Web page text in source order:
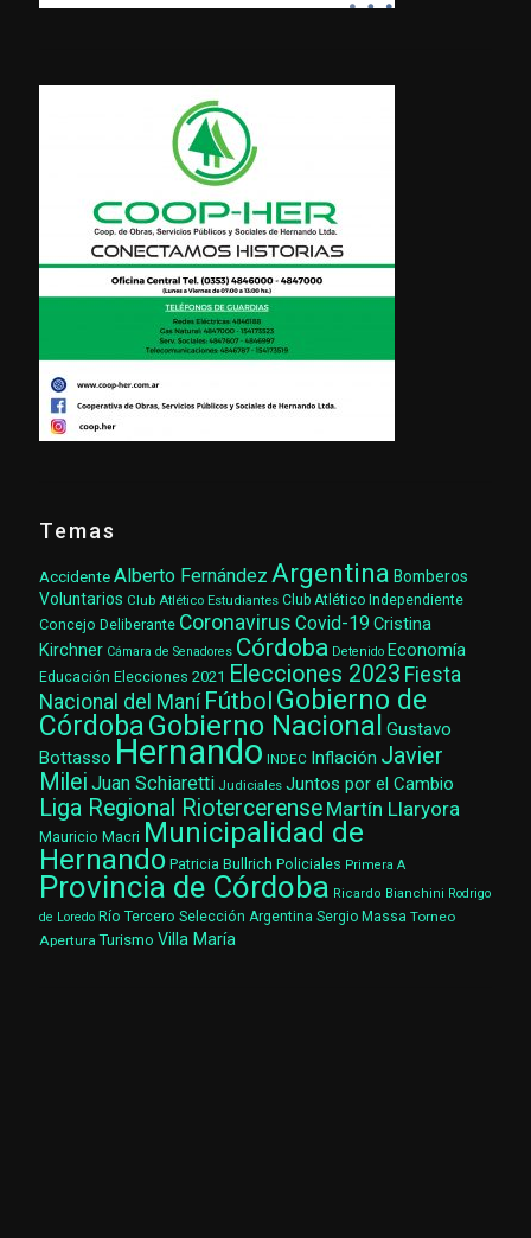
Temas
AccidenteAlberto Fernández Argentina Bomberos
Voluntarios Club Atlético Estudiantes Club Atlético Independiente
Concejo Deliberante Coronavirus Covid-19 Cristina
Kirchner Cámara de Senadores Córdoba Detenido Economía
Educación Elecciones 2021 Elecciones 2023 Fiesta
Nacional del Maní Fútbol Gobierno de
CórdobaGobierno Nacional Gustavo
Bottasso Hernando INDEC Inflación Javier
Milei Juan Schiaretti Judiciales Juntos por el Cambio
Liga Regional Riotercerense Martín Llaryora
Mauricio Macri Municipalidad de
Hernando Patricia Bullrich Policiales Primera A
Provincia de Córdoba Ricardo Bianchini Rodrigo
de Loredo Río Tercero Selección Argentina Sergio Massa Torneo
Apertura Turismo Villa María